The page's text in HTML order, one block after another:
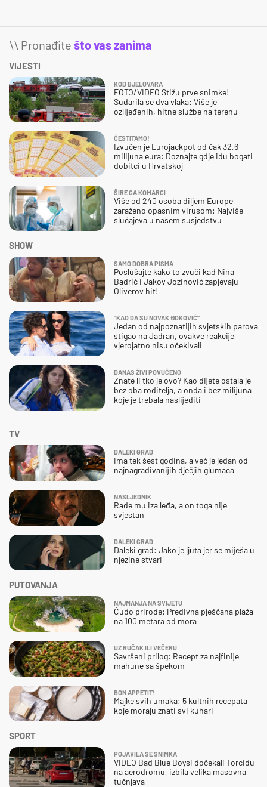
\\ Pronađite što vas zanima
VIJESTI
KOD BJELOVARA
FOTO/VIDEO Stižu prve snimke!
Sudarila se dva vlaka: Više je
ozlijeđenih, hitne službe na terenu
ČESTITAMO!
Izvučen je Eurojackpot od čak 32,6
milijuna eura: Doznajte gdje idu bogati
dobitci u Hrvatskoj
ŠIRE GA KOMARCI
Više od 240 osoba diljem Europe
zaraženo opasnim virusom: Najviše
slučajeva u našem susjedstvu
SHOW
SAMO DOBRA PISMA
Poslušajte kako to zvuči kad Nina
Badrić i Jakov Jozinović zapjevaju
Oliverov hit!
"KAO DA SU NOVAK ĐOKOVIĆ"
Jedan od najpoznatijih svjetskih parova
stigao na Jadran, ovakve reakcije
vjerojatno nisu očekivali
DANAS ŽIVI POVUČENO
Znate li tko je ovo? Kao dijete ostala je
bez oba roditelja, a onda i bez milijuna
koje je trebala naslijediti
SPORT
POJAVILA SE SNIMKA
VIDEO Bad Blue Boysi dočekali Torcidu
na aerodromu, izbila velika masovna
tučnjava
TV
DALEKI GRAD
Ima tek šest godina, a već je jedan od
najnagrađivanijih dječjih glumaca
NASLJEDNIK
Rade mu iza leđa, a on toga nije
svjestan
DALEKI GRAD
Daleki grad: Jako je ljuta jer se miješa u
njezine stvari
PUTOVANJA
NAJMANJA NA SVIJETU
Čudo prirode: Predivna pješčana plaža
na 100 metara od mora
UZ RUČAK ILI VEČERU
Savršeni prilog: Recept za najfinije
mahune sa špekom
BON APPETIT!
Majke svih umaka: 5 kultnih recepata
koje moraju znati svi kuhari